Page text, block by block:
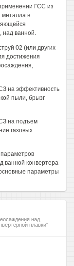
ГСС из
металла в
над ванной.
02 (или других
достижения
на эффективность
пыли, брызг
на подъем
газовых
ванной конвертера
параметры
над
плавки"